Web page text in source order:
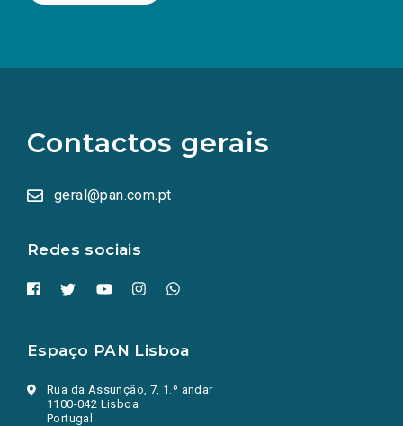
Contactos gerais
geral@pan.com.pt
Redes sociais
redes
sociais
numa
nova
Espaço PAN Lisboa
Rua da Assunção, 7, 1.º andar
1100-042 Lisboa
Portugal